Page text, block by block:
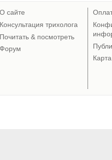
О сайте
Консультация трихолога
Почитать & посмотреть
Форум